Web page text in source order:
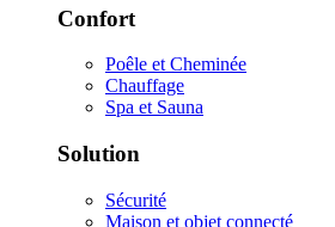
Confort
Poêle et Cheminée
Chauffage
Spa et Sauna
Solution
Sécurité
Maison et objet connecté